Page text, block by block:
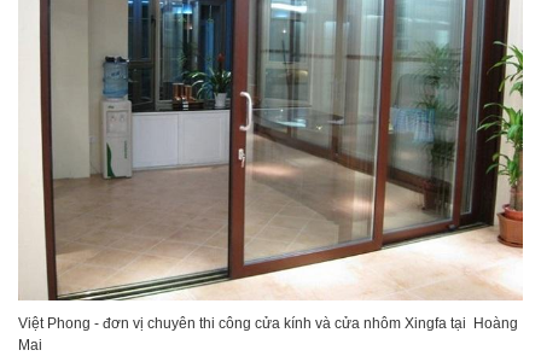
Việt Phong - đơn vị chuyên thi công cửa kính và cửa nhôm Xingfa tại Hoàng
Mai